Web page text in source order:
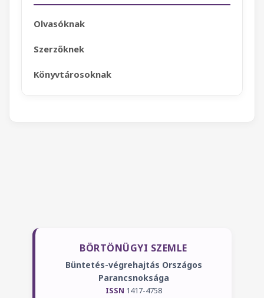
Olvasóknak
Szerzőknek
Könyvtárosoknak
BÖRTÖNÜGYI SZEMLE
Büntetés-végrehajtás Országos
Parancsnoksága
ISSN 1417-4758